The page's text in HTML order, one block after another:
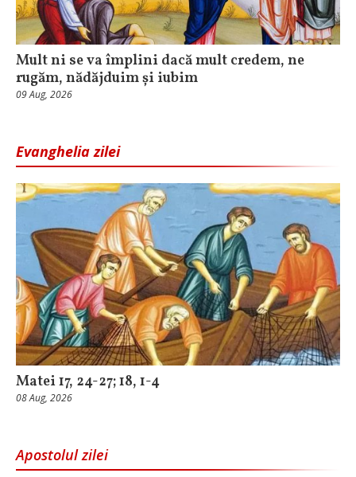
Mult ni se va împlini dacă mult credem, ne
rugăm, nădăjduim și iubim
09 Aug, 2026
Evanghelia zilei
Matei 17, 24-27; 18, 1-4
08 Aug, 2026
Apostolul zilei